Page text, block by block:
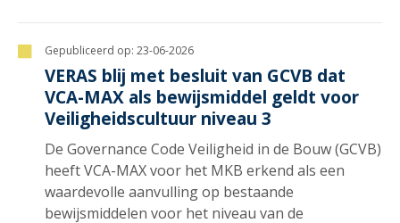
Gepubliceerd op: 23-06-2026
VERAS blij met besluit van GCVB dat
VCA-MAX als bewijsmiddel geldt voor
Veiligheidscultuur niveau 3
De Governance Code Veiligheid in de Bouw (GCVB)
heeft VCA-MAX voor het MKB erkend als een
waardevolle aanvulling op bestaande
bewijsmiddelen voor het niveau van de